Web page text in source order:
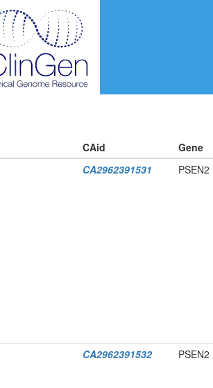
CAid Gene
CA2962391531 PSEN2
CA2962391532 PSEN2